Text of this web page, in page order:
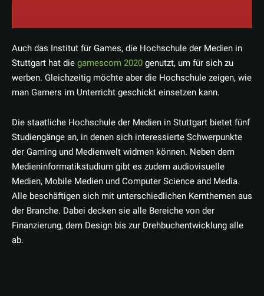
Auch das Institut für Games, die Hochschule der Medien in
Stuttgart hat diegamescom 2020genutzt, um für sich zu
werben. Gleichzeitig möchte aber die Hochschule zeigen, wie
man Gamers im Unterricht geschickt einsetzen kann.
Die staatliche Hochschule der Medien in Stuttgart bietet fünf
Studiengänge an, in denen sich interessierte Schwerpunkte
der Gaming und Medienwelt widmen können. Neben dem
Medieninformatikstudium gibt es zudem audiovisuelle
Medien, Mobile Medien und Computer Science and Media.
Alle beschäftigen sich mit unterschiedlichen Kernthemen aus
der Branche. Dabei decken sie alle Bereiche von der
Finanzierung, dem Design bis zur Drehbuchentwicklung alle
ab.